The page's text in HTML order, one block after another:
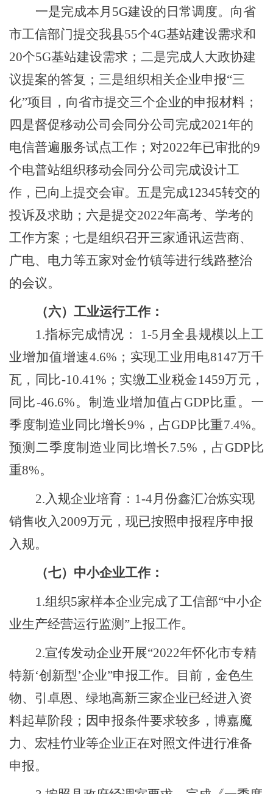
一是完成本月 5G建设的日常调度。向省
市工信部门提交我县55个4G基站建设需求和
20个5G基站建设需求；二是完成人大政协建
议提案的答复；三是组织相关企业申报“三
化”项目，向省市提交三个企业的申报材料；
四是督促移动公司会同分公司完成2021年的
电信普遍服务试点工作； 对2022年已审批的9
个电普站组织移动会同分公司完成设计工
作，已向上提交会审。五是完成12345转交的
投诉及求助；六是提交2022年高考、学考的
工作方案；七是组织召开三家通讯运营商、
广电、电力等五家对金竹镇等进行线路整治
的会议。
（六）工业运行工作：
1.指标完成情况： 1-5月全县规模以上工
业增加值增速4.6%；实现工业用电8147万千
瓦，同比-10.41%；实缴工业税金1459万元，
同比-46.6%。制造业增加值占GDP比重。一
季度制造业同比增长9%，占GDP比重7.4%。
预测二季度制造业同比增长7.5%，占GDP比
重8%。
2.入规企业培育：1-4月 份鑫汇冶炼实现
销售收入 2009万元，现已按照申报程序申报
入规。
（七）中小企业工作：
1.组织5家样本企业完成了工信部“中小企
业生产经营运行监测”上报工作。
2.宣传发动企业开展“2022年怀化市专精
特新‘创新型’企业”申报工作。目前，金色生
物、引卓恩、绿地高新三家企业已经进入资
料起草阶段；因申报条件要求较多，博嘉魔
力、宏桂竹业等企业正在对照文件进行准备
申报。